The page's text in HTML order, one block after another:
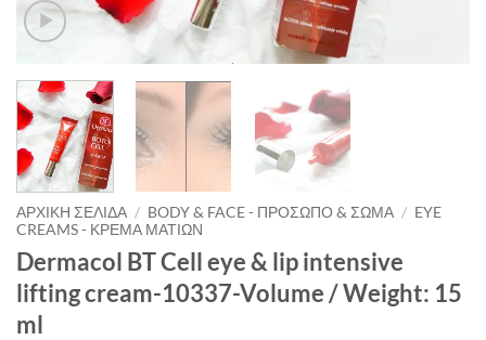
ΑΡΧΙΚΉ ΣΕΛΊΔΑ / BODY & FACE - ΠΡΌΣΩΠΟ & ΣΏΜΑ / EYE
CREAMS - ΚΡΈΜΑ ΜΑΤΙΏΝ
Dermacol BT Cell eye & lip intensive
lifting cream-10337-Volume / Weight: 15
ml